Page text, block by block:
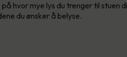
hvor mye lys du trenger til stuen
du ønsker å belyse.